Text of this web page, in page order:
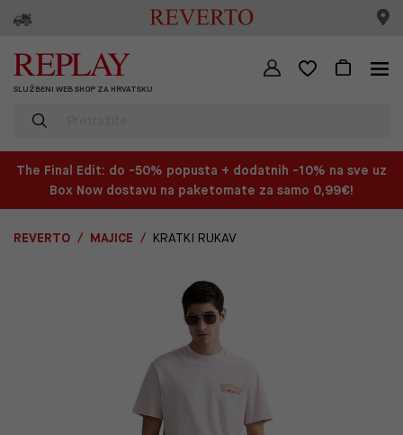
SLUŽBENI WEB SHOP ZA HRVATSKU
The Final Edit: do -50% popusta + dodatnih -10% na sve uz
Box Now dostavu na paketomate za samo 0,99€!
REVERTO MAJICE KRATKI RUKAV